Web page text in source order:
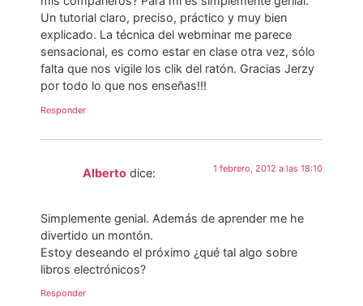
Un tutorial claro, preciso, práctico y muy bien
explicado. La técnica del webminar me parece
sensacional, es como estar en clase otra vez, sólo
falta que nos vigile los clik del ratón. Gracias Jerzy
por todo lo que nos enseñas!!!
Responder
Alberto dice: 1 febrero, 2012 a las 18:10
Simplemente genial. Además de aprender me he
divertido un montón.
Estoy deseando el próximo ¿qué tal algo sobre
libros electrónicos?
Responder